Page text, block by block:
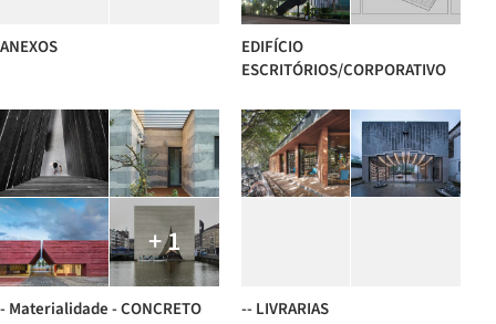
ANEXOS
EDIFÍCIO
ESCRITÓRIOS/CORPORATIVO
+ 1
- Materialidade - CONCRETO -- LIVRARIAS